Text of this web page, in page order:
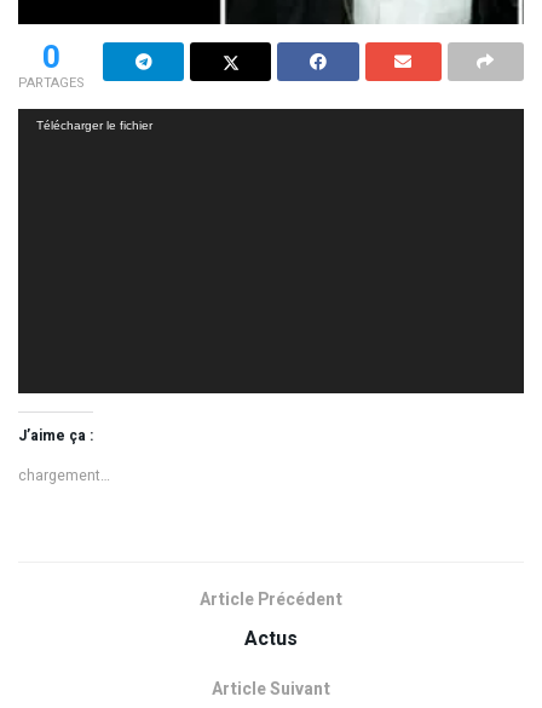
0
PARTAGES
Lecteur
Télécharger le fichier
J’aime ça :
chargement…
Article Précédent
Actus
Article Suivant